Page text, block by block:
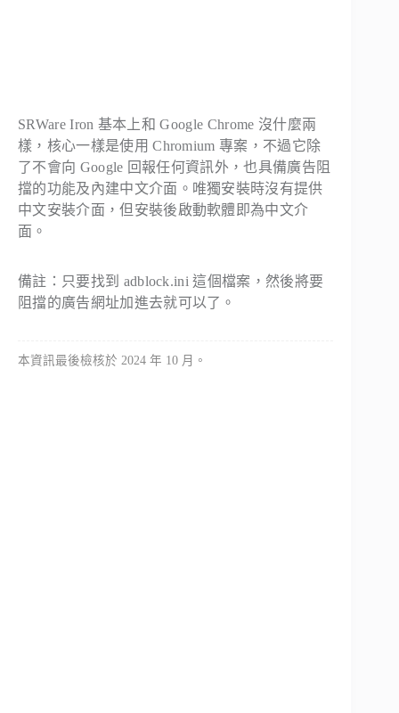
SRWare Iron 基本上和 Google Chrome 沒什麼兩
樣，核心一樣是使用 Chromium 專案，不過它除
了不會向 Google 回報任何資訊外，也具備廣告阻
擋的功能及內建中文介面。唯獨安裝時沒有提供
中文安裝介面，但安裝後啟動軟體即為中文介
面。
備註：只要找到 adblock.ini 這個檔案，然後將要
阻擋的廣告網址加進去就可以了。
本資訊最後檢核於 2024 年 10 月。